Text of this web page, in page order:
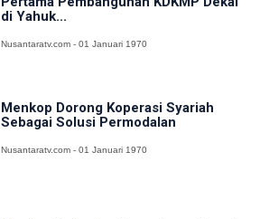
di Yahuk...
Nusantaratv.com - 01 Januari 1970
Menkop Dorong Koperasi Syariah
Sebagai Solusi Permodalan
Nusantaratv.com - 01 Januari 1970